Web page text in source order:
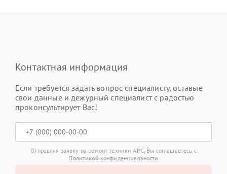
Контактная информация
Если требуется задать вопрос специалисту, оставьте
свои данные и дежурный специалист с радостью
проконсультирует Вас!
Отправляя заявку на ремонт техники APC, Вы соглашаетесь с
Политикой конфиденциальности